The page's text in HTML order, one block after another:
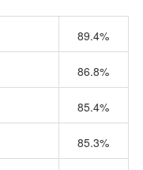
89.4%
86.8%
85.4%
85.3%